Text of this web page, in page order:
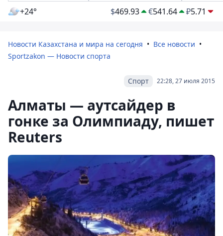
+24° $469.93 €541.64 ₽5.71
Новости Казахстана и мира на сегодня
Все новости
Sportzakon — Новости спорта
22:28, 27 июля 2015
Спорт
Алматы — аутсайдер в
гонке за Олимпиаду, пишет
Reuters